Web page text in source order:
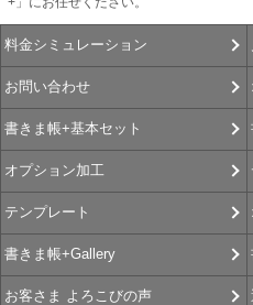
料金シミュレーション
お問い合わせ
書きま帳+基本セット
オプション加工
テンプレート
書きま帳+Gallery
お客さま よろこびの声